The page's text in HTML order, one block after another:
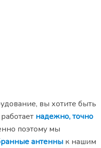
вы хотите быть
надежно, точно
поэтому мы
антенны к нашим